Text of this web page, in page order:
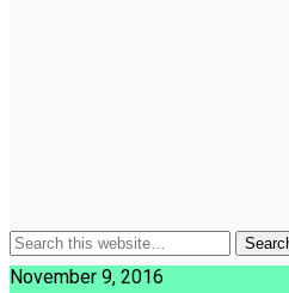
November 9, 2016